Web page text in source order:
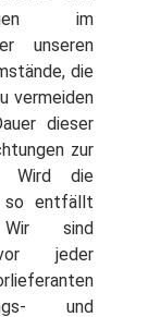
im
unseren
die
vermeiden
dieser
zur
Wird die
so entfällt
Wir sind
jeder
und